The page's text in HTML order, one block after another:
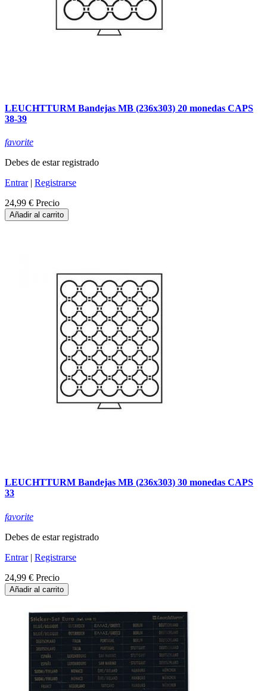
LEUCHTTURM Bandejas MB (236x303) 20 monedas CAPS
38-39
favorite
Debes de estar registrado
Entrar| Registrarse
24,99 € Precio
Añadir al carrito
LEUCHTTURM Bandejas MB (236x303) 30 monedas CAPS
33
favorite
Debes de estar registrado
Entrar| Registrarse
24,99 € Precio
Añadir al carrito